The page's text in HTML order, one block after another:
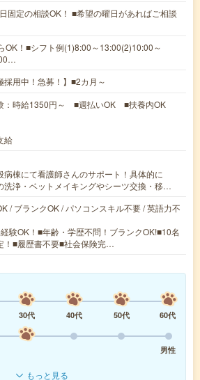
固定の相談OK！ ■希望の曜日があればご相談
OK！■シフト例(1)8:00～13:00(2)10:00～
採用中！急募！】■2カ月～
：時給1350円～ ■週払いOK ■扶養内OK
給
棟にて看護師さんのサポート！具体的に
洗浄・ベットメイキングやシーツ交換・移…
/ ブランクOK / パソコンスキル不要 / 英語力不
験OK！■年齢・学歴不問！ブランクOK!■10名
！■履歴書不要■社会保険完…
30代 40代 50代
60代
男性
もっと見る